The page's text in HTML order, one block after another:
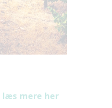
læs mere her